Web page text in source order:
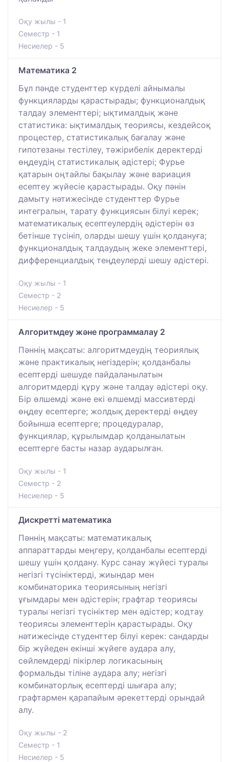
Оқу жылы - 1
Семестр - 1
Несиелер - 5
Математика 2
Бұл пәнде студенттер күрделі айнымалы
функцияларды қарастырады; функционалдық
талдау элементтері; ықтималдық және
статистика: ықтималдық теориясы, кездейсоқ
процестер, статистикалық бағалау және
гипотезаны тестілеу, тәжірибелік деректерді
өңдеудің статистикалық әдістері; Фурье
қатарын оңтайлы бақылау және вариация
есептеу жүйесіе қарастырады. Оқу пәнін
дамыту нәтижесінде студенттер Фурье
интегралын, тарату функциясын білуі керек;
математикалық есептеулердің әдістерін өз
бетінше түсініп, оларды шешу үшін қолдануға;
функционалдық талдаудың жеке элементтері,
дифференциалдық теңдеулерді шешу әдістері.
Оқу жылы - 1
Семестр - 2
Несиелер - 5
Алгоритмдеу және программалау 2
Пәннің мақсаты: алгоритмдеудің теориялық
және практикалық негіздерін; қолданбалы
есептерді шешуде пайдаланылатын
алгоритмдерді құру және талдау әдістері оқу.
Бір өлшемді және екі өлшемді массивтерді
өңдеу есептерге; жолдық деректерді өңдеу
бойынша есептерге; процедуралар,
функциялар, құрылымдар қолданылатын
есептерге басты назар аударылған.
Оқу жылы - 1
Семестр - 2
Несиелер - 5
Дискретті математика
Пәннің мақсаты: математикалық
аппараттарды меңгеру, қолданбалы есептерді
шешу үшін қолдану. Курс санау жүйесі туралы
негізгі түсініктерді, жиындар мен
комбинаторика теориясының негізгі
ұғымдары мен әдістерін; графтар теориясы
туралы негізгі түсініктер мен әдістер; кодтау
теориясы элементтерін қарастырады. Оқу
нәтижесінде студенттер білуі керек: сандарды
бір жүйеден екінші жүйеге аудара алу,
сөйлемдерді пікірлер логикасының
формальды тіліне аудара алу; негізгі
комбинаторлық есептерді шығара алу;
графтармен қарапайым әрекеттерді орындай
алу.
Оқу жылы - 2
Семестр - 1
Несиелер - 5